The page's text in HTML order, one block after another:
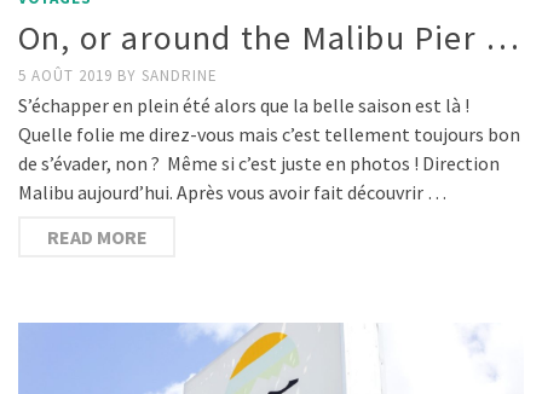
On, or around the Malibu Pier …
5 AOÛT 2019 BY SANDRINE
S’échapper en plein été alors que la belle saison est là !
Quelle folie me direz-vous mais c’est tellement toujours bon
de s’évader, non ? Même si c’est juste en photos ! Direction
Malibu aujourd’hui. Après vous avoir fait découvrir …
READ MORE